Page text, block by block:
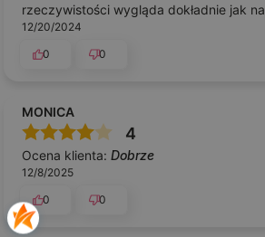
rzeczywistości wygląda dokładnie jak
12/20/2024
0
0
MONICA
4
Ocena klienta: Dobrze
12/8/2025
0
0